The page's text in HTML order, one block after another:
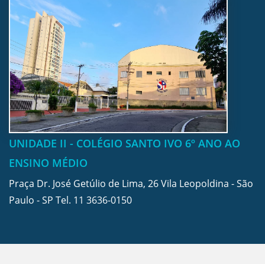
UNIDADE II - COLÉGIO SANTO IVO 6º ANO AO
ENSINO MÉDIO
Praça Dr. José Getúlio de Lima, 26 Vila Leopoldina - São
Paulo - SP Tel. 11 3636-0150